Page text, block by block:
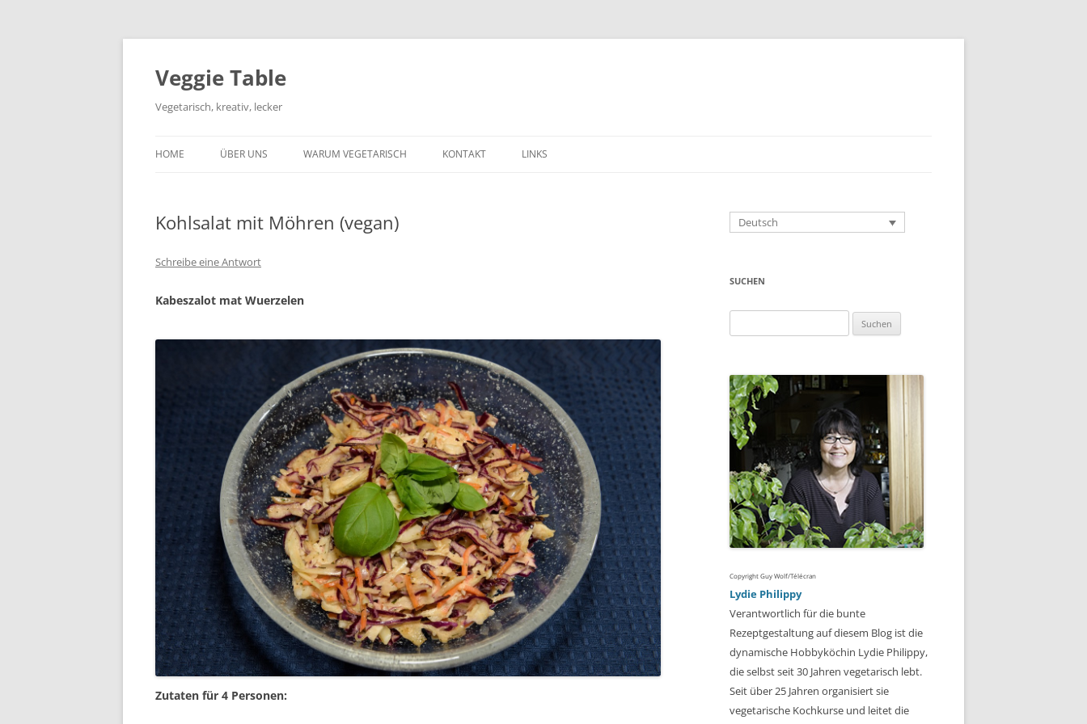
Zum
Veggie Table
Vegetarisch, kreativ, lecker
HOME ÜBER UNS WARUM VEGETARISCH KONTAKT LINKS
Kohlsalat mit Möhren (vegan)
Schreibe eine Antwort
Kabeszalot mat Wuerzelen
Zutaten für 4 Personen:
Deutsch
SUCHEN
nach:
Copyright Guy Wolf/Télécran
Lydie Philippy
Verantwortlich für die bunte
Rezeptgestaltung auf diesem Blog ist die
dynamische Hobbyköchin Lydie Philippy,
die selbst seit 30 Jahren vegetarisch lebt.
Seit über 25 Jahren organisiert sie
vegetarische Kochkurse und leitet die